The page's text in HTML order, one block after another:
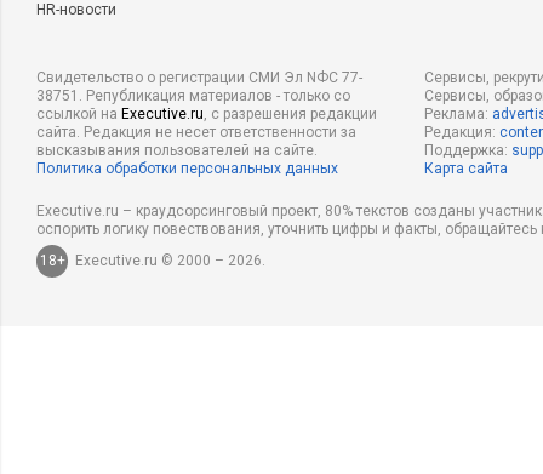
HR-новости
Свидетельство о регистрации СМИ Эл NФС 77-
38751. Републикация материалов - только со
ссылкой на Executive.ru, с разрешения редакции
сайта. Редакция не несет ответственности за
высказывания пользователей на сайте.
Политика обработки персональных данных
Сервисы,
Сервисы,
Реклама:
Редакция:
Поддержка:
Карта сайта
Executive.ru – краудсорсинговый проект, 80% текстов созданы
оспорить логику повествования, уточнить цифры и факты,
18+
Executive.ru © 2000 – 2026.